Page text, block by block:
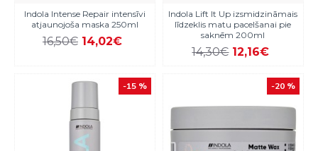
Indola Intense Repair intensīvi
atjaunojoša maska 250ml
16,50€ 14,02€
Indola Lift It Up izsmidzināmais
līdzeklis matu pacelšanai pie
saknēm 200ml
14,30€ 12,16€
-15 % -20 %